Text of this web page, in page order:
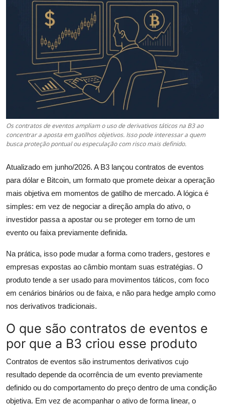
Crédito Empresarial
Newsletter
Radar Econômico
Investimentos
Seguro de Vida
Motores do Brasil
Os contratos de eventos ampliam o uso de derivativos táticos na B3 ao
concentrar a aposta em gatilhos objetivos. Isso pode interessar a quem
busca proteção pontual ou especulação com risco mais definido.
Atualizado em junho/2026. A B3 lançou contratos de eventos
para dólar e Bitcoin, um formato que promete deixar a operação
mais objetiva em momentos de gatilho de mercado. A lógica é
simples: em vez de negociar a direção ampla do ativo, o
investidor passa a apostar ou se proteger em torno de um
evento ou faixa previamente definida.
Na prática, isso pode mudar a forma como traders, gestores e
empresas expostas ao câmbio montam suas estratégias. O
produto tende a ser usado para movimentos táticos, com foco
em cenários binários ou de faixa, e não para hedge amplo como
nos derivativos tradicionais.
O que são contratos de eventos e
por que a B3 criou esse produto
Contratos de eventos são instrumentos derivativos cujo
resultado depende da ocorrência de um evento previamente
definido ou do comportamento do preço dentro de uma condição
objetiva. Em vez de acompanhar o ativo de forma linear, o